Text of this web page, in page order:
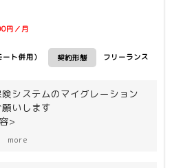
円／月
ト併用） 契約形態 フリーランス
システムのマイグレーション
いします
>
more